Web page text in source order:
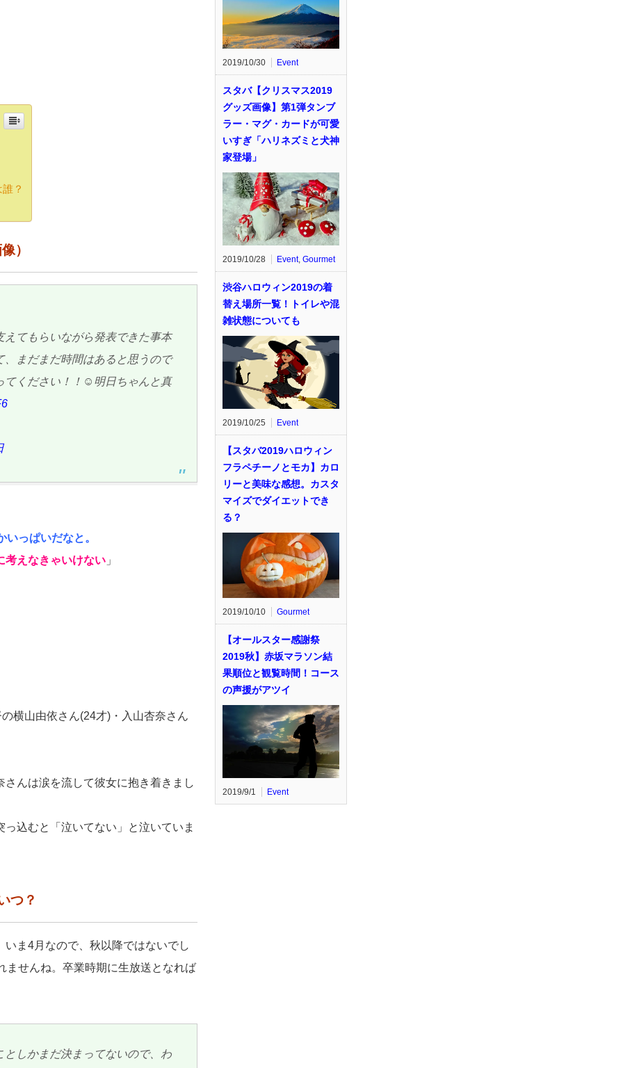
？
）
てもらいながら発表できた事本
まだまだ時間はあると思うので
てください！！☺明日ちゃんと真
っぱいだなと。
考えなきゃいけない 」
横山由依さん(24才)・入山杏奈さん
んは涙を流して彼女に抱き着きまし
込むと「泣いてない」と泣いていま
つ？
ま4月なので、秋以降ではないでし
ませんね。卒業時期に生放送となれば
しかまだ決まってないので、わ
2019/10/30 Event
スタバ【クリスマス2019
グッズ画像】第1弾タンブ
ラー・マグ・カードが可愛
いすぎ「ハリネズミと犬神
家登場」
2019/10/28 Event, Gourmet
渋谷ハロウィン2019の着
替え場所一覧！トイレや混
雑状態についても
2019/10/25 Event
【スタバ2019ハロウィン
フラペチーノとモカ】カロ
リーと美味な感想。カスタ
マイズでダイエットでき
る？
2019/10/10 Gourmet
【オールスター感謝祭
2019秋】赤坂マラソン結
果順位と観覧時間！コース
の声援がアツイ
2019/9/1 Event